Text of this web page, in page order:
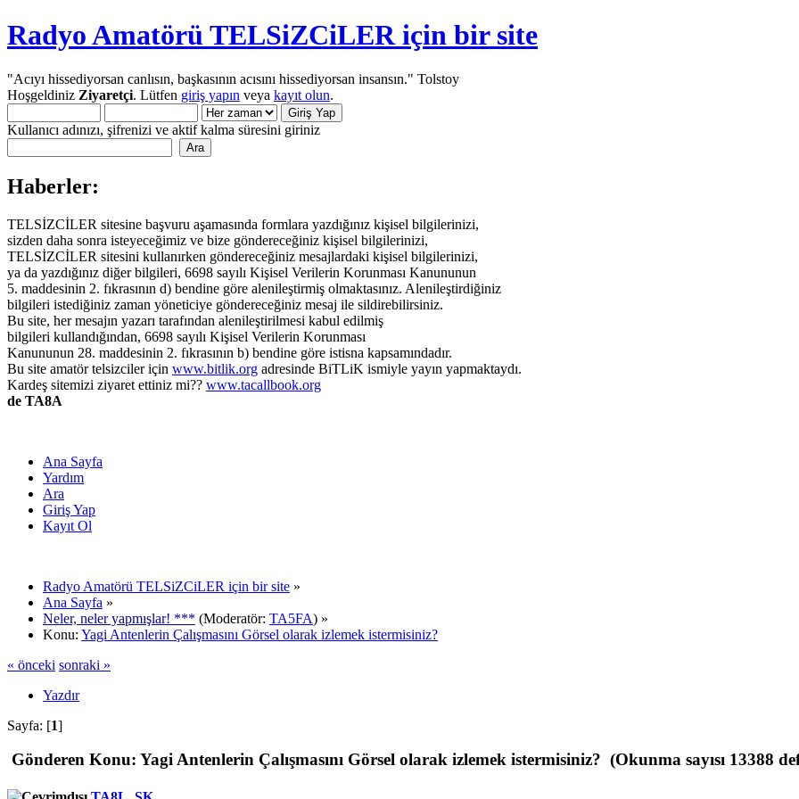
Radyo Amatörü TELSiZCiLER için bir site
"Acıyı hissediyorsan canlısın, başkasının acısını hissediyorsan insansın." Tolstoy
Hoşgeldiniz Ziyaretçi. Lütfen giriş yapın veya kayıt olun.
Kullanıcı adınızı, şifrenizi ve aktif kalma süresini giriniz
Haberler:
TELSİZCİLER sitesine başvuru aşamasında formlara yazdığınız kişisel bilgilerinizi,
sizden daha sonra isteyeceğimiz ve bize göndereceğiniz kişisel bilgilerinizi,
TELSİZCİLER sitesini kullanırken göndereceğiniz mesajlardaki kişisel bilgilerinizi,
ya da yazdığınız diğer bilgileri, 6698 sayılı Kişisel Verilerin Korunması Kanununun
5. maddesinin 2. fıkrasının d) bendine göre alenileştirmiş olmaktasınız. Alenileştirdiğiniz
bilgileri istediğiniz zaman yöneticiye göndereceğiniz mesaj ile sildirebilirsiniz.
Bu site, her mesajın yazarı tarafından alenileştirilmesi kabul edilmiş
bilgileri kullandığından, 6698 sayılı Kişisel Verilerin Korunması
Kanununun 28. maddesinin 2. fıkrasının b) bendine göre istisna kapsamındadır.
Bu site amatör telsizciler için www.bitlik.org adresinde BiTLiK ismiyle yayın yapmaktaydı.
Kardeş sitemizi ziyaret ettiniz mi?? www.tacallbook.org
de TA8A
Ana Sayfa
Yardım
Ara
Giriş Yap
Kayıt Ol
Radyo Amatörü TELSiZCiLER için bir site »
Ana Sayfa »
Neler, neler yapmışlar! *** (Moderatör: TA5FA) »
Konu: Yagi Antenlerin Çalışmasını Görsel olarak izlemek istermisiniz?
« önceki sonraki »
Yazdır
Sayfa: [1]
Gönderen Konu: Yagi Antenlerin Çalışmasını Görsel olarak izlemek istermisiniz? (Okunma sayısı 13388